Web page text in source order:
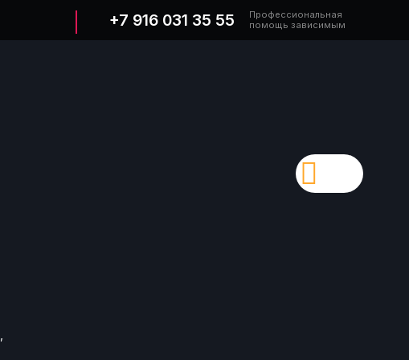
+7 916 031 35 55
Профессиональная
помощь зависимым